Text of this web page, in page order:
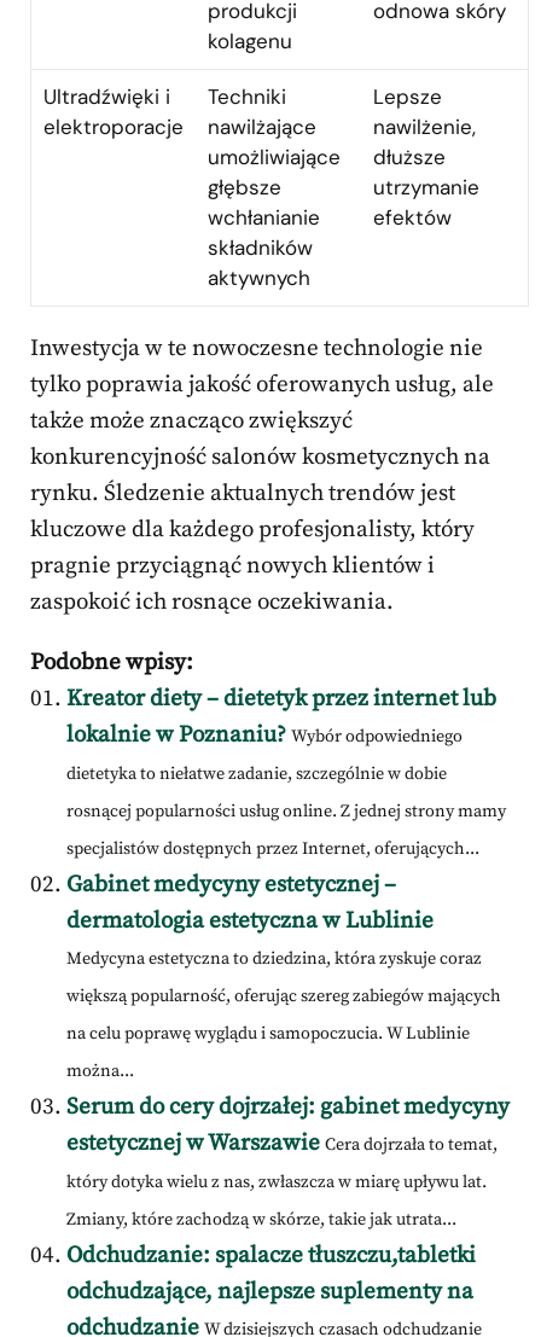
produkcji
kolagenu
odnowa skóry
Ultradźwięki i
elektroporacje
Techniki
nawilżające
umożliwiające
głębsze
wchłanianie
składników
aktywnych
Lepsze
nawilżenie,
dłuższe
utrzymanie
efektów
Inwestycja w te nowoczesne technologie nie
tylko poprawia jakość oferowanych usług, ale
także może znacząco zwiększyć
konkurencyjność salonów kosmetycznych na
rynku. Śledzenie aktualnych trendów jest
kluczowe dla każdego profesjonalisty, który
pragnie przyciągnąć nowych klientów i
zaspokoić ich rosnące oczekiwania.
Podobne wpisy:
Kreator diety – dietetyk przez internet lub
lokalnie w Poznaniu? Wybór odpowiedniego
dietetyka to niełatwe zadanie, szczególnie w dobie
rosnącej popularności usług online. Z jednej strony mamy
specjalistów dostępnych przez Internet, oferujących...
Gabinet medycyny estetycznej –
dermatologia estetyczna w Lublinie
Medycyna estetyczna to dziedzina, która zyskuje coraz
większą popularność, oferując szereg zabiegów mających
na celu poprawę wyglądu i samopoczucia. W Lublinie
można...
Serum do cery dojrzałej: gabinet medycyny
estetycznej w Warszawie Cera dojrzała to temat,
który dotyka wielu z nas, zwłaszcza w miarę upływu lat.
Zmiany, które zachodzą w skórze, takie jak utrata...
Odchudzanie: spalacze tłuszczu,tabletki
odchudzające, najlepsze suplementy na
odchudzanie W dzisiejszych czasach odchudzanie